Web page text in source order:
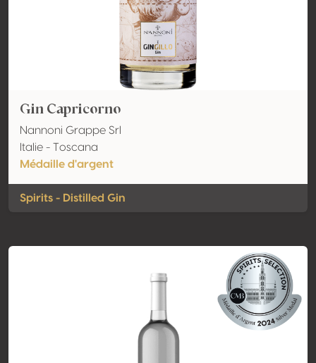
Gin Capricorno
Nannoni Grappe Srl
Italie - Toscana
Médaille d'argent
Spirits - Distilled Gin